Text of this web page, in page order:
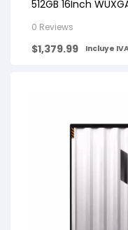
512GB 16Inch
0 Reviews
$1,379.99 Incluye